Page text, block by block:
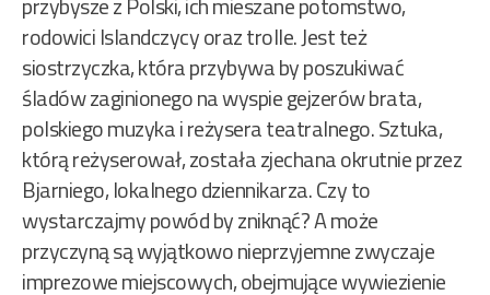
rodowici Islandczycy oraz trolle. Jest też
siostrzyczka, która przybywa by poszukiwać
śladów zaginionego na wyspie gejzerów brata,
polskiego muzyka i reżysera teatralnego. Sztuka,
którą reżyserował, została zjechana okrutnie przez
Bjarniego, lokalnego dziennikarza. Czy to
wystarczajmy powód by zniknąć? A może
przyczyną są wyjątkowo nieprzyjemne zwyczaje
imprezowe miejscowych, obejmujące wywiezienie